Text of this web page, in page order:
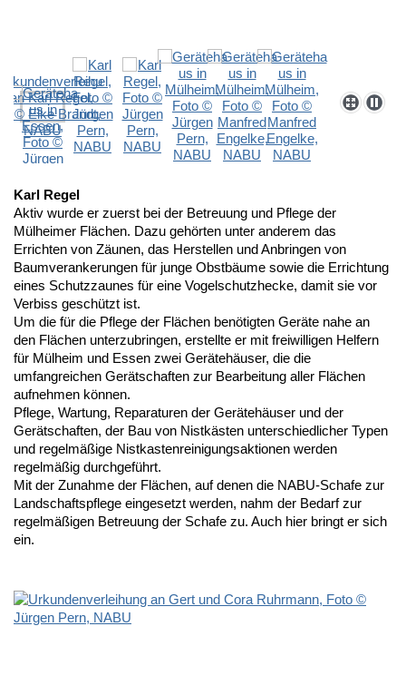
Karl Regel
Aktiv wurde er zuerst bei der Betreuung und Pflege der
Mülheimer Flächen. Dazu gehörten unter anderem das
Errichten von Zäunen, das Herstellen und Anbringen von
Baumverankerungen für junge Obstbäume sowie die Errichtung
eines Schutzzaunes für eine Vogelschutzhecke, damit sie vor
Verbiss geschützt ist.
Um die für die Pflege der Flächen benötigten Geräte nahe an
den Flächen unterzubringen, erstellte er mit freiwilligen Helfern
für Mülheim und Essen zwei Gerätehäuser, die die
umfangreichen Gerätschaften zur Bearbeitung aller Flächen
aufnehmen können.
Pflege, Wartung, Reparaturen der Gerätehäuser und der
Gerätschaften, der Bau von Nistkästen unterschiedlicher Typen
und regelmäßige Nistkastenreinigungsaktionen werden
regelmäßig durchgeführt.
Mit der Zunahme der Flächen, auf denen die NABU-Schafe zur
Landschaftspflege eingesetzt werden, nahm der Bedarf zur
regelmäßigen Betreuung der Schafe zu. Auch hier bringt er sich
ein.